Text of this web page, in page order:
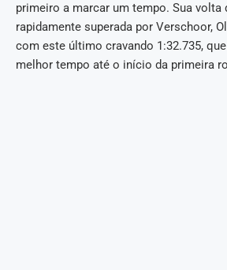
primeiro a marcar um tempo. Sua volta
rapidamente superada por Verschoor,
com este último cravando 1:32.735,
melhor tempo até o início da primeira